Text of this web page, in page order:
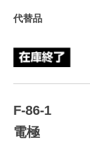
代替品
F-86-1
電極